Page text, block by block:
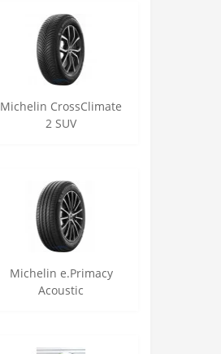
Michelin CrossClimate
2 SUV
Michelin e.Primacy
Acoustic